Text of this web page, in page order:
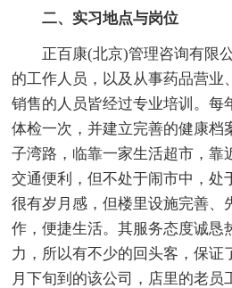
二、实习地点与岗位
正百康(北京)管理咨询有限公
的工作人员，以及从事药品营业
销售的人员皆经过专业培训。每
体检一次，并建立完善的健康档
子湾路，临靠一家生活超市，靠
交通便利，但不处于闹市中，处
很有岁月感，但楼里设施完善、
作，便捷生活。其服务态度诚恳
力，所以有不少的回头客，保证
月下旬到的该公司，店里的老员